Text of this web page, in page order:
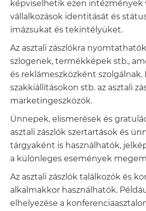
képviselhetik ezen intézmények
vállalkozások identitását és
imázsukat és tekintélyüket.
Az asztali zászlókra
szlogenek, termékképek stb.,
és reklámeszközként szolgálnak.
szakkiállításokon stb. az asztali
marketingeszközök.
Ünnepek, elismerések és
asztali zászlók szertartások és
tárgyaként is használhatók,
a különleges események
Az asztali zászlók találkozók és
alkalmakkor használhatók.
elhelyezése a